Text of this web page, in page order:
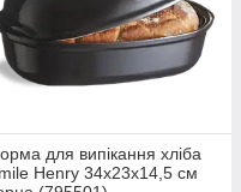
для випікання хліба
Henry 34х23х14,5 см